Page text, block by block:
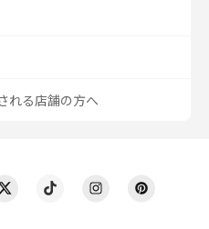
れる店舗の方へ